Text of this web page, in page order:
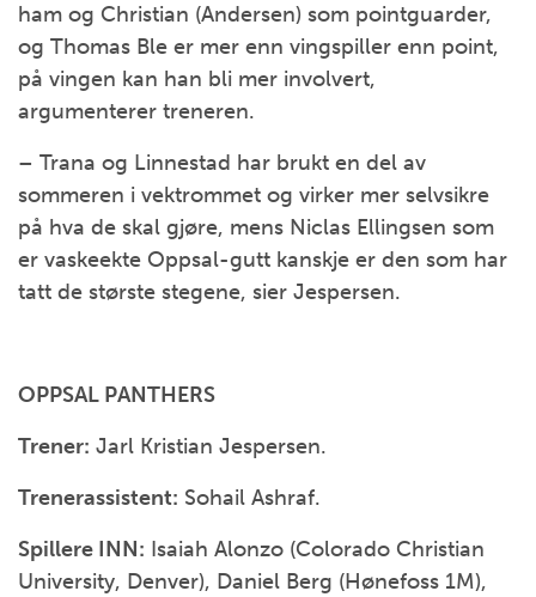
ham og Christian (Andersen) som pointguarder,
og Thomas Ble er mer enn vingspiller enn point,
på vingen kan han bli mer involvert,
argumenterer treneren.
– Trana og Linnestad har brukt en del av
sommeren i vektrommet og virker mer selvsikre
på hva de skal gjøre, mens Niclas Ellingsen som
er vaskeekte Oppsal-gutt kanskje er den som har
tatt de største stegene, sier Jespersen.
OPPSAL PANTHERS
Trener: Jarl Kristian Jespersen.
Trenerassistent: Sohail Ashraf.
Spillere INN: Isaiah Alonzo (Colorado Christian
University, Denver), Daniel Berg (Hønefoss 1M),